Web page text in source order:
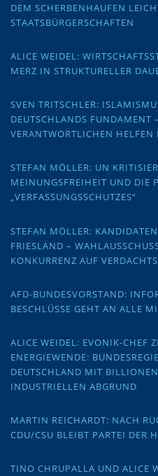
DEM SCHERBENHAUFEN
STAATSBÜRGERSCHAFTEN
ALICE WEIDEL:
MERZ IN STRUKTURELLER
SVEN TRITSCHLER:
DEUTSCHLANDS FUNDAMENT
VERANTWORTLICHEN
STEFAN MÖLLER: UN
MEINUNGSFREIHEIT UND DIE
„VERFASSUNGSSCHUTZES“
STEFAN MÖLLER:
FRIESLAND –
KONKURRENZ AUF
AFD-BUNDESVORSTAND:
BESCHLÜSSE GEHT AN ALLE
ALICE WEIDEL: EVONIK-CHEF
ENERGIEWENDE:
DEUTSCHLAND MIT
INDUSTRIELLEN ABGRUND
MARTIN REICHARDT: NACH
CDU/CSU BLEIBT PARTEI DER
TINO CHRUPALLA UND ALICE